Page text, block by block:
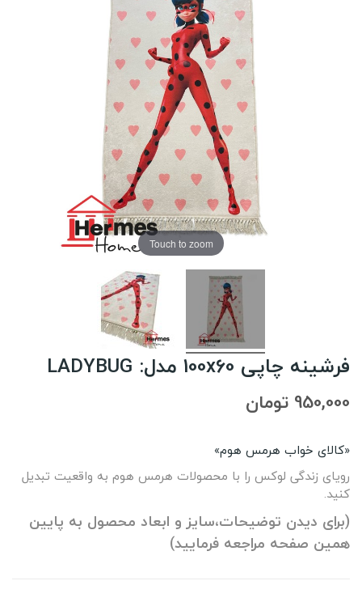
Touch to zoom
فرشینه چاپی 100x60 مدل: LADYBUG
950,000 تومان
«کالای خواب هرمس هوم»
رویای زندگی لوکس را با محصولات هرمس هوم به واقعیت تبدیل
کنید.
(برای دیدن توضیحات،سایز و ابعاد محصول به پایین
همین صفحه مراجعه فرمایید)